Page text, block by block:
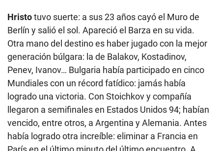
Hristotuvo suerte: a sus 23 años cayó el Muro de
Berlín y salió el sol. Apareció el Barza en su vida.
Otra mano del destino es haber jugado con la mejor
generación búlgara: la de Balakov, Kostadinov,
Penev, Ivanov… Bulgaria había participado en cinco
Mundiales con un récord fatídico: jamás había
logrado una victoria. Con Stoichkov y compañía
llegaron a semifinales en Estados Unidos 94; habían
vencido, entre otros, a Argentina y Alemania. Antes
había logrado otra increíble: eliminar a Francia en